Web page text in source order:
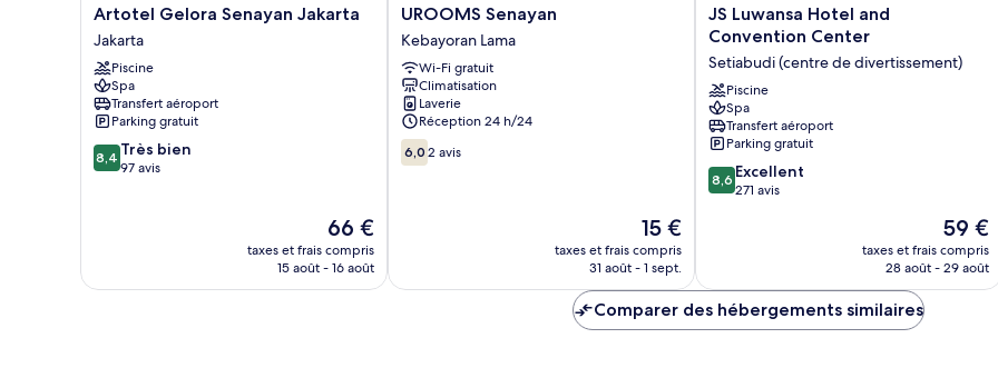
Artotel
Gelora
Senayan
Jakarta
Jakarta
Artotel Gelora Senayan Jakarta
Jakarta
Piscine
Spa
Transfert aéroport
Parking gratuit
8.4
sur
8,4 Très bien
97 avis
Le
nouveau
prix
66 €
taxes et frais compris
15 août - 16 août
UROOMS
Senayan
Kebayoran
Lama
UROOMS Senayan
Kebayoran Lama
Wi-Fi gratuit
Climatisation
Laverie
Réception 24 h/24
6.0
sur
6,0 2 avis
Le
nouveau
prix
de
15 €
taxes et frais compris
31 août - 1 sept.
JS
Luwansa
and
Convention
Center
Setiabudi
(centre
de
divertissement)
JS Luwansa Hotel and
Convention Center
Setiabudi (centre de divertissement)
Piscine
Spa
Transfert aéroport
Parking gratuit
8.6
sur
8,6 Excellent
271 avis
Le
nouveau
prix
59 €
taxes et frais compris
28 août - 29 août
Comparer des hébergements similaires